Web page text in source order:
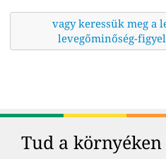
vagy keressük meg a
levegőminőség-
Tud a